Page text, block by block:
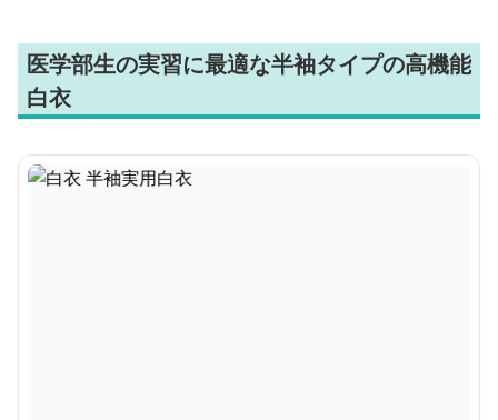
医学部生の実習に最適な半袖タイプの高機能
白衣